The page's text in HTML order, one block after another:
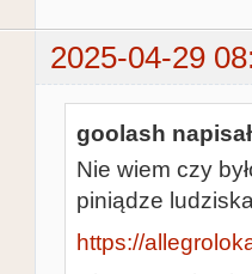
2025-04-29
goolash
Nie wiem czy
piniądze
https://